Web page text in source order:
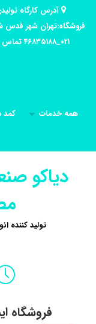
همه خدمات کمد
دیاکو
تولید کننده
فروشگاه